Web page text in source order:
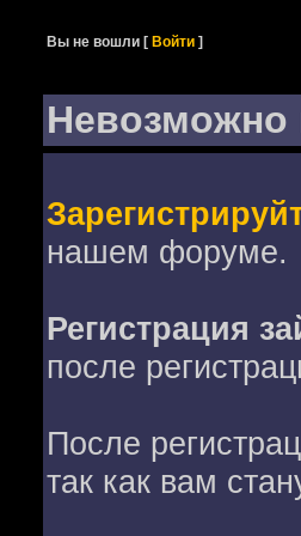
Вы не вошли [Войти ]
Невозможно
нашем форуме.
Регистрация
после
После
так как вам